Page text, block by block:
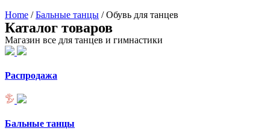
Home /Бальные танцы / Обувь для танцев
Каталог товаров
Магазин все для танцев и гимнастики
Распродажа
Бальные танцы